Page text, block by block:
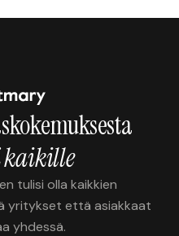
kaikille
tulisi olla kaikkien
yritykset että asiakkaat
yhdessä.